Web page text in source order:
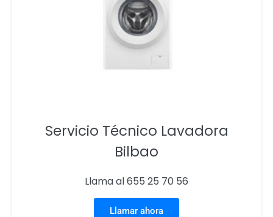
Servicio Técnico Lavadora
Bilbao
Llama al 655 25 70 56
Llamar ahora